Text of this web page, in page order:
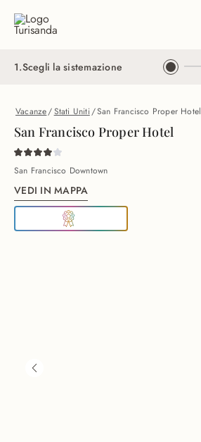
1.Scegli la sistemazione
Vacanze/Stati Uniti/San Francisco Proper Hotel
San Francisco Proper Hotel
San Francisco Downtown
VEDI IN MAPPA